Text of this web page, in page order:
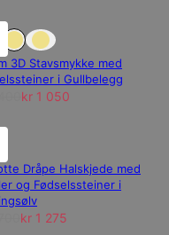
rabatt
rabatt
3D Stavsmykke med
i Gullbelegg
kr 1 050
rabatt
Dråpe Halskjede med
og Fødselssteiner i
kr 1 275